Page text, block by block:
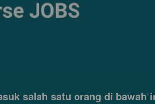
salah satu orang di bawah